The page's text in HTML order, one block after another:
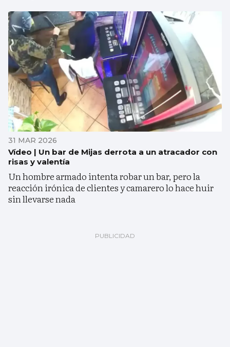
31 MAR 2026
Vídeo | Un bar de Mijas derrota a un atracador con
risas y valentía
Un hombre armado intenta robar un bar, pero la
reacción irónica de clientes y camarero lo hace huir
sin llevarse nada